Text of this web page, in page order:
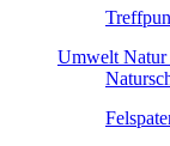
Umwelt